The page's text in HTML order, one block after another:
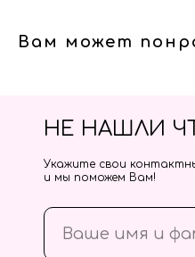
Вам может
НЕ НАШЛИ
Укажите свои
и мы поможем Вам!